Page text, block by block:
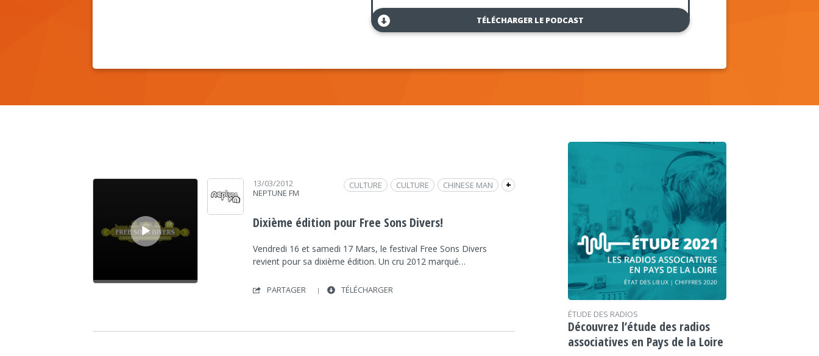
TÉLÉCHARGER LE PODCAST
Lecteur audio
13/03/2012
NEPTUNE FM
+
CHINESE MAN
CULTURE
CULTURE
GÉRÔME BLANCHARD
INTERVIEW
Dixième édition pour Free Sons Divers!
Vendredi 16 et samedi 17 Mars, le festival Free Sons Divers
revient pour sa dixième édition. Un cru 2012 marqué…
PARTAGER TÉLÉCHARGER
ÉTUDE DES RADIOS
Découvrez l’étude des radios
associatives en Pays de la Loire